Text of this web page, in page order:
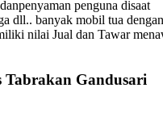
penguna disaat
dll.. banyak mobil tua dengan
nilai Jual dan Tawar
Tabrakan Gandusari